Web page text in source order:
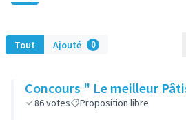
Tout Ajouté 0
Concours " Le meilleur
86votes Proposition libre